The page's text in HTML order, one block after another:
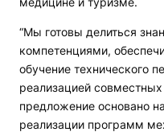
“Мы готовы делиться
компетенциями,
обучение технического
реализацией
предложение основано
реализации программ